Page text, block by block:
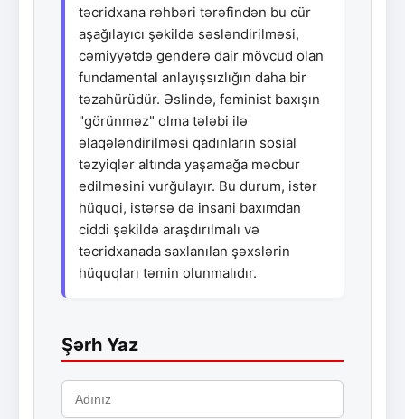
təcridxana rəhbəri tərəfindən bu cür
aşağılayıcı şəkildə səsləndirilməsi,
cəmiyyətdə genderə dair mövcud olan
fundamental anlayışsızlığın daha bir
təzahürüdür. Əslində, feminist baxışın
"görünməz" olma tələbi ilə
əlaqələndirilməsi qadınların sosial
təzyiqlər altında yaşamağa məcbur
edilməsini vurğulayır. Bu durum, istər
hüquqi, istərsə də insani baxımdan
ciddi şəkildə araşdırılmalı və
təcridxanada saxlanılan şəxslərin
hüquqları təmin olunmalıdır.
Şərh Yaz